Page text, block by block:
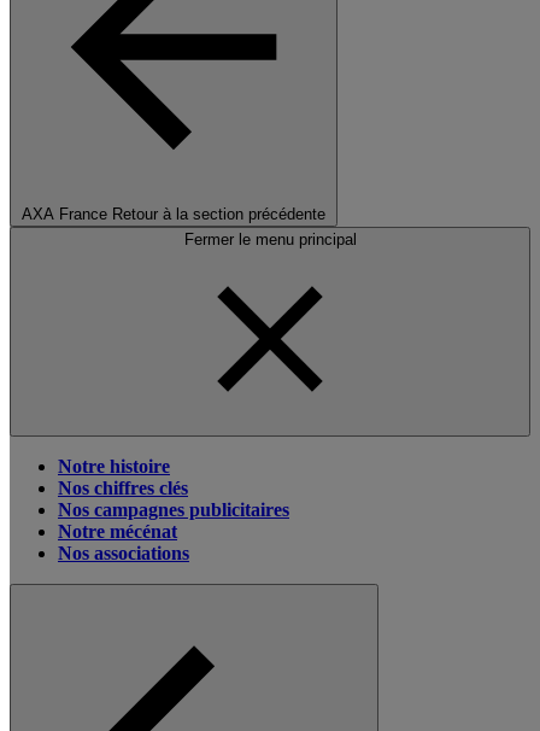
AXA France Retour à la section précédente
Fermer le menu principal
Notre histoire
Nos chiffres clés
Nos campagnes publicitaires
Notre mécénat
Nos associations